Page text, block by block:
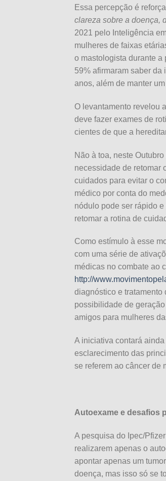
Essa percepção é
clareza sobre a doença,
2021 pelo Inteligência
mulheres de faixas
o mastologista durante a
59% afirmaram saber
anos, além de manter
O levantamento revelou
deve fazer exames de
cientes de que a
Não à toa, neste
necessidade de retomar
cuidados para evitar o
médico por conta do
nódulo pode ser rápido
retomar a rotina de
Como estímulo à esse
com uma série de
médicas no combate ao
http://
diagnóstico e tratamento
possibilidade de
amigos para mulheres
A iniciativa contará
esclarecimento das
se referem ao câncer de
Autoexame e desafios
A pesquisa do Ipec/
realizarem apenas o
apontar apenas um
doença, mas isso só se